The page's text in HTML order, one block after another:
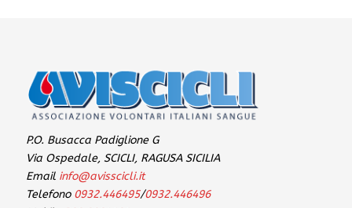
P.O. Busacca Padiglione G
Via Ospedale, SCICLI, RAGUSA SICILIA
Email info@avisscicli.it
Telefono 0932.446495/0932.446496